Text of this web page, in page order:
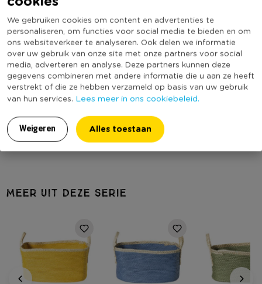
We gebruiken cookies om content en advertenties te
personaliseren, om functies voor social media te bieden en om
ons websiteverkeer te analyseren. Ook delen we informatie
over uw gebruik van onze site met onze partners voor social
media, adverteren en analyse. Deze partners kunnen deze
gegevens combineren met andere informatie die u aan ze heeft
verstrekt of die ze hebben verzameld op basis van uw gebruik
van hun services. Lees meer in ons cookiebeleid.
Weigeren Alles toestaan
www.xenos.nl/klantenservice
Artikelnummer
Online Only
Nee
Materiaal
Papier
Diameter (cm)
21
Producthoogte (cm)
18
Kleur
Groen
Vorm
Rond
Duurzaamheidsscore
(Nog) geen score
bekend
MEER UIT DEZE SERIE